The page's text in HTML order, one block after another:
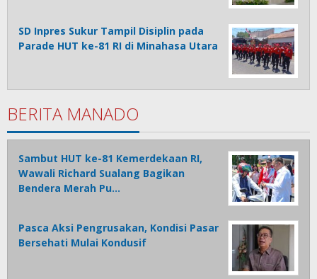
SD Inpres Sukur Tampil Disiplin pada
Parade HUT ke-81 RI di Minahasa Utara
BERITA MANADO
Sambut HUT ke-81 Kemerdekaan RI,
Wawali Richard Sualang Bagikan
Bendera Merah Pu…
Pasca Aksi Pengrusakan, Kondisi Pasar
Bersehati Mulai Kondusif